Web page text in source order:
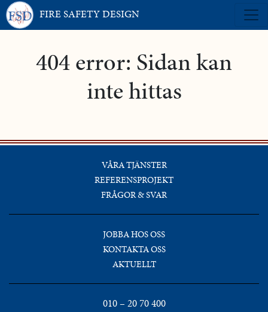
FIRE SAFETY DESIGN
404 error: Sidan kan
inte hittas
VÅRA TJÄNSTER
REFERENSPROJEKT
FRÅGOR & SVAR
JOBBA HOS OSS
KONTAKTA OSS
AKTUELLT
010 – 20 70 400